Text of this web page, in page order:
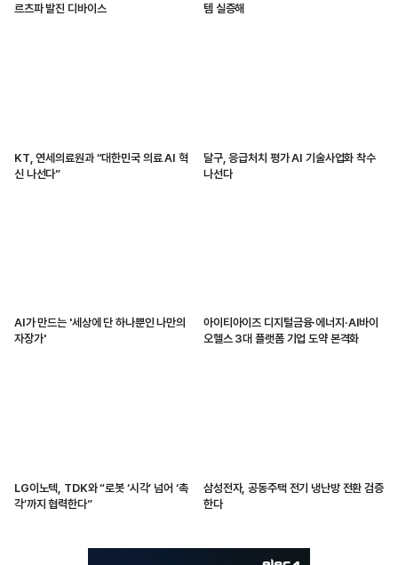
르츠파 발진 디바이스
템 실증해
KT, 연세의료원과 “대한민국 의료 AI 혁
신 나선다”
달구, 응급처치 평가 AI 기술사업화 착수
나선다
AI가 만드는 '세상에 단 하나뿐인 나만의
자장가'
아이티아이즈 디지털금융·에너지·AI바이
오헬스 3대 플랫폼 기업 도약 본격화
LG이노텍, TDK와 “로봇 ‘시각’ 넘어 ‘촉
각’까지 협력한다”
삼성전자, 공동주택 전기 냉난방 전환 검증
한다